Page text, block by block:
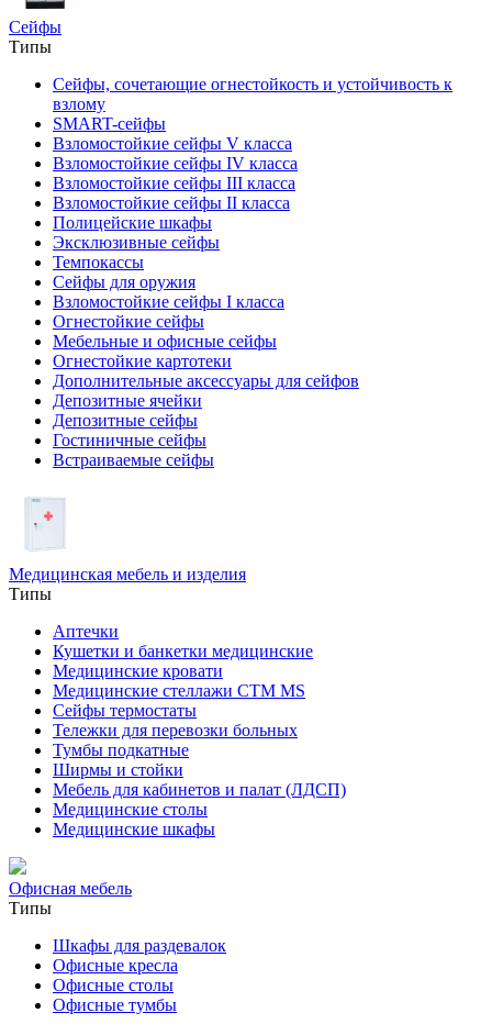
Сейфы
Типы
Сейфы, сочетающие огнестойкость и устойчивость к
взлому
SMART-сейфы
Взломостойкие сейфы V класса
Взломостойкие сейфы IV класса
Взломостойкие сейфы III класса
Взломостойкие сейфы II класса
Полицейские шкафы
Эксклюзивные сейфы
Темпокассы
Сейфы для оружия
Взломостойкие сейфы I класса
Огнестойкие сейфы
Мебельные и офисные сейфы
Огнестойкие картотеки
Дополнительные аксессуары для сейфов
Депозитные ячейки
Депозитные сейфы
Гостиничные сейфы
Встраиваемые сейфы
Медицинская мебель и изделия
Типы
Аптечки
Кушетки и банкетки медицинские
Медицинские кровати
Медицинские стеллажи CTM MS
Сейфы термостаты
Тележки для перевозки больных
Тумбы подкатные
Ширмы и стойки
Мебель для кабинетов и палат (ЛДСП)
Медицинские столы
Медицинские шкафы
Офисная мебель
Типы
Шкафы для раздевалок
Офисные кресла
Офисные столы
Офисные тумбы